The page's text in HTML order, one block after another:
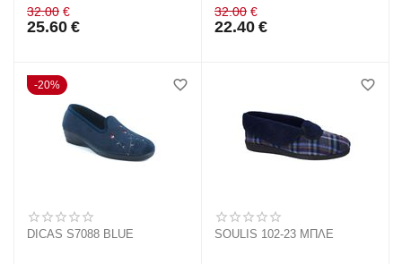
32.00 €
25.60 €
32.00 €
22.40 €
20%
DICAS S7088 BLUE SOULIS 102-23 ΜΠΛΕ